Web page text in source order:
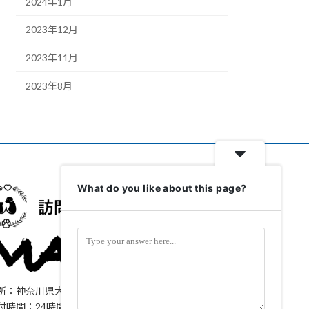
2023年12月
2023年11月
2023年8月
：神奈川県大和市上和田1323-61
時間：24時間365日対応
What do you like about this page?